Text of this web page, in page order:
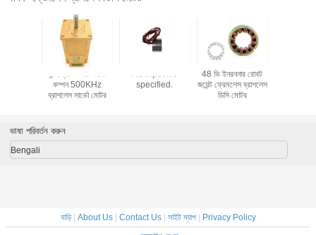
ইন্টিগ্রেটেড সার্ভো লো
কম্পন 500KHz
ব্রাশলেস সার্ভো মোটর
No input file
specified.
48 ভি ইনরননার রোবট
জয়েন্ট ফ্রেমলেস ব্রাশলেস
ডিসি মোটর
ভাষা পরিবর্তন করুন
Bengali
বাড়ি| About Us| Contact Us| সাইট ম্যাপ| Privacy Policy